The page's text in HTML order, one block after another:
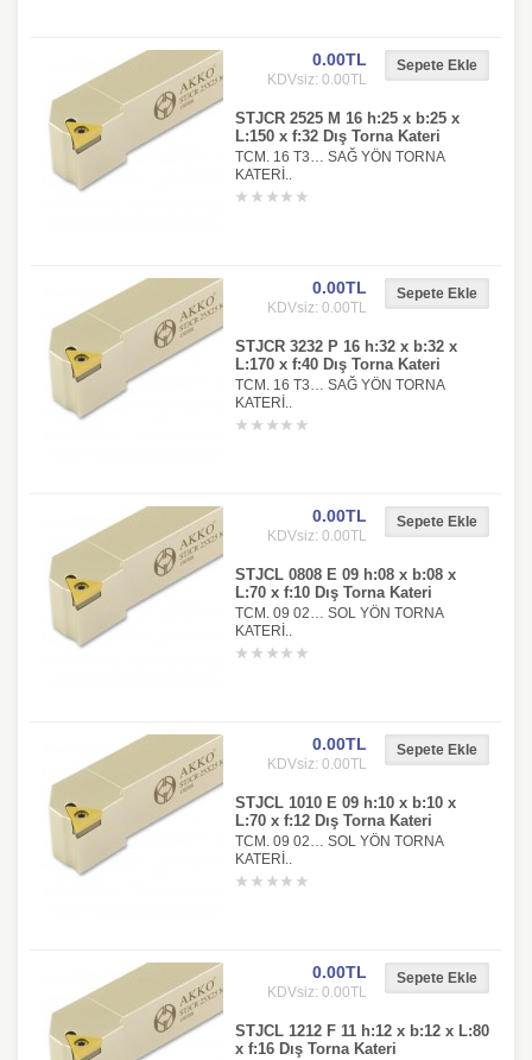
0.00TL
KDVsiz: 0.00TL
STJCR 2525 M 16 h:25 x b:25 x
L:150 x f:32 Dış Torna Kateri
TCM. 16 T3… SAĞ YÖN TORNA
KATERİ..
0.00TL
KDVsiz: 0.00TL
STJCR 3232 P 16 h:32 x b:32 x
L:170 x f:40 Dış Torna Kateri
TCM. 16 T3… SAĞ YÖN TORNA
KATERİ..
0.00TL
KDVsiz: 0.00TL
STJCL 0808 E 09 h:08 x b:08 x
L:70 x f:10 Dış Torna Kateri
TCM. 09 02… SOL YÖN TORNA
KATERİ..
0.00TL
KDVsiz: 0.00TL
STJCL 1010 E 09 h:10 x b:10 x
L:70 x f:12 Dış Torna Kateri
TCM. 09 02… SOL YÖN TORNA
KATERİ..
0.00TL
KDVsiz: 0.00TL
STJCL 1212 F 11 h:12 x b:12 x L:80
x f:16 Dış Torna Kateri